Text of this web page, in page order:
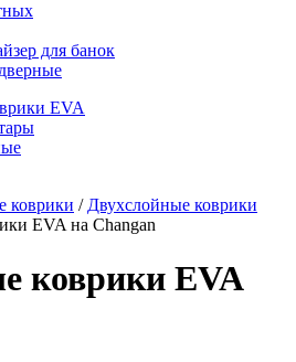
для банок
EVA
коврики / Двухслойные коврики
EVA на Changan
коврики EVA